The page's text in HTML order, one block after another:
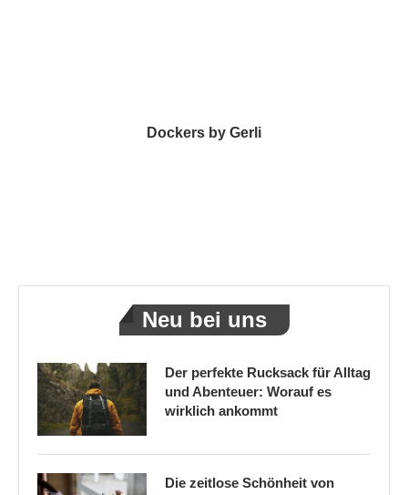
Dockers by Gerli
Neu bei uns
Der perfekte Rucksack für Alltag
und Abenteuer: Worauf es
wirklich ankommt
Die zeitlose Schönheit von